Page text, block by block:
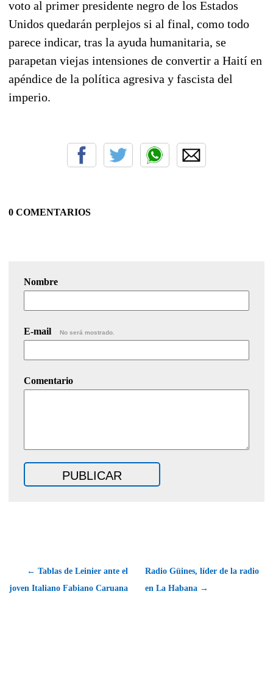
voto al primer presidente negro de los Estados
Unidos quedarán perplejos si al final, como todo
parece indicar, tras la ayuda humanitaria, se
parapetan viejas intensiones de convertir a Haití en
apéndice de la política agresiva y fascista del
imperio.
0 COMENTARIOS
Nombre
E-mail No será mostrado.
Comentario
← Tablas de Leinier ante el
joven Italiano Fabiano Caruana
Radio Güines, líder de la radio
en La Habana →